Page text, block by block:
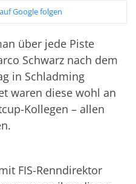
Google folgen
über jede Piste
Schwarz nach dem
in Schladming
waren diese wohl an
Kollegen – allen
FIS-Renndirektor